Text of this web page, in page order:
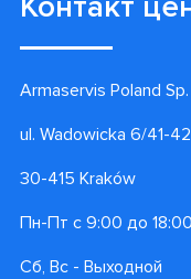
Armaservis Poland
ul. Wadowicka 6/41-42
30-415 Kraków
Пн-Пт с 9:00 до 18:00
Сб, Вс - Выходной